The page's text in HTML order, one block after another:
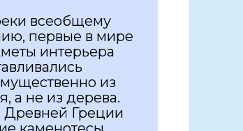
всеобщему
первые в мире
интерьера
из
а не из дерева.
Древней Греции